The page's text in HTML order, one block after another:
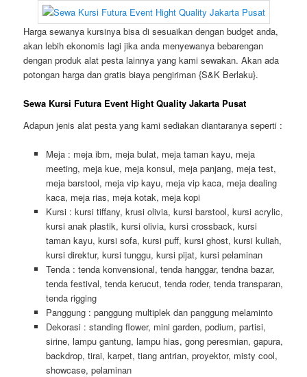
Harga sewanya kursinya bisa di sesuaikan dengan budget anda,
akan lebih ekonomis lagi jika anda menyewanya bebarengan
dengan produk alat pesta lainnya yang kami sewakan. Akan ada
potongan harga dan gratis biaya pengiriman {S&K Berlaku}.
Sewa Kursi Futura Event Hight Quality Jakarta Pusat
Adapun jenis alat pesta yang kami sediakan diantaranya seperti :
Meja : meja ibm, meja bulat, meja taman kayu, meja
meeting, meja kue, meja konsul, meja panjang, meja test,
meja barstool, meja vip kayu, meja vip kaca, meja dealing
kaca, meja rias, meja kotak, meja kopi
Kursi : kursi tiffany, krusi olivia, kursi barstool, kursi acrylic,
kursi anak plastik, kursi olivia, kursi crossback, kursi
taman kayu, kursi sofa, kursi puff, kursi ghost, kursi kuliah,
kursi direktur, kursi tunggu, kursi pijat, kursi pelaminan
Tenda : tenda konvensional, tenda hanggar, tendna bazar,
tenda festival, tenda kerucut, tenda roder, tenda transparan,
tenda rigging
Panggung : panggung multiplek dan panggung melaminto
Dekorasi : standing flower, mini garden, podium, partisi,
sirine, lampu gantung, lampu hias, gong peresmian, gapura,
backdrop, tirai, karpet, tiang antrian, proyektor, misty cool,
showcase, pelaminan